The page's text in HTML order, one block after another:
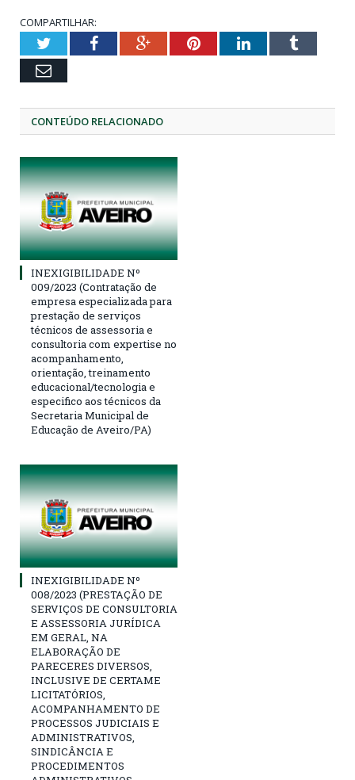
COMPARTILHAR:
TwitterFacebookGoogle+PinterestLinkedInTumblr
Email
CONTEÚDO RELACIONADO
INEXIGIBILIDADE Nº
009/2023 (Contratação de
empresa especializada para
prestação de serviços
técnicos de assessoria e
consultoria com expertise no
acompanhamento,
orientação, treinamento
educacional/tecnologia e
especifico aos técnicos da
Secretaria Municipal de
Educação de Aveiro/PA)
INEXIGIBILIDADE Nº
008/2023 (PRESTAÇÃO DE
SERVIÇOS DE CONSULTORIA
E ASSESSORIA JURÍDICA
EM GERAL, NA
ELABORAÇÃO DE
PARECERES DIVERSOS,
INCLUSIVE DE CERTAME
LICITATÓRIOS,
ACOMPANHAMENTO DE
PROCESSOS JUDICIAIS E
ADMINISTRATIVOS,
SINDICÂNCIA E
PROCEDIMENTOS